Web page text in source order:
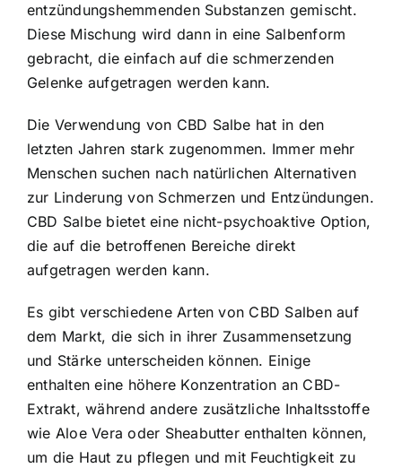
entzündungshemmenden Substanzen gemischt.
Diese Mischung wird dann in eine Salbenform
gebracht, die einfach auf die schmerzenden
Gelenke aufgetragen werden kann.
Die Verwendung von CBD Salbe hat in den
letzten Jahren stark zugenommen. Immer mehr
Menschen suchen nach natürlichen Alternativen
zur Linderung von Schmerzen und Entzündungen.
CBD Salbe bietet eine nicht-psychoaktive Option,
die auf die betroffenen Bereiche direkt
aufgetragen werden kann.
Es gibt verschiedene Arten von CBD Salben auf
dem Markt, die sich in ihrer Zusammensetzung
und Stärke unterscheiden können. Einige
enthalten eine höhere Konzentration an CBD-
Extrakt, während andere zusätzliche Inhaltsstoffe
wie Aloe Vera oder Sheabutter enthalten können,
um die Haut zu pflegen und mit Feuchtigkeit zu